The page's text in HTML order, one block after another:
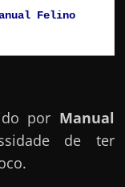
Felino
por Manual
de ter